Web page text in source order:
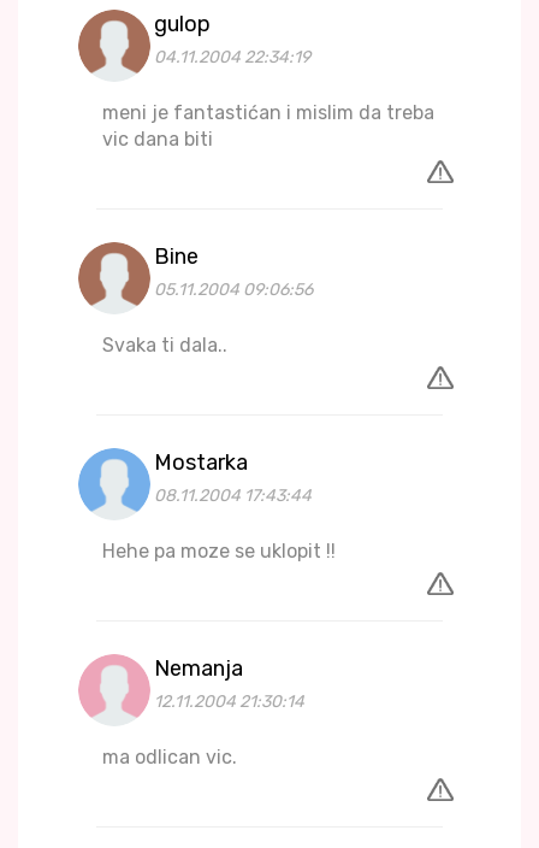
gulop
04.11.2004 22:34:19
meni je fantastićan i mislim da treba
vic dana biti
Bine
05.11.2004 09:06:56
Svaka ti dala..
Mostarka
08.11.2004 17:43:44
Hehe pa moze se uklopit !!
Nemanja
12.11.2004 21:30:14
ma odlican vic.